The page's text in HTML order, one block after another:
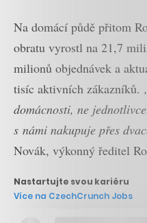
Na domácí půdě přitom
obratu vyrostl na 21,7
milionů objednávek a
tisíc aktivních zákazníků.
domácnosti, ne
s námi nakupuje přes
Novák, výkonný ředitel
Nastartujte svou kariéru
Více na CzechCrunch Jobs